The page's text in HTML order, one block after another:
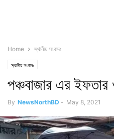
Home স্থানীয় সংবাদঃ
স্থানীয় সংবাদঃ
পঞ্চবাজার এর
By NewsNorthBD - May 8, 2021